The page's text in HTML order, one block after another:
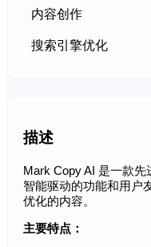
内容创作
搜索引擎优化
描述
Mark Copy AI 是一款
智能驱动的功能和用户
优化的内容。
主要特点：